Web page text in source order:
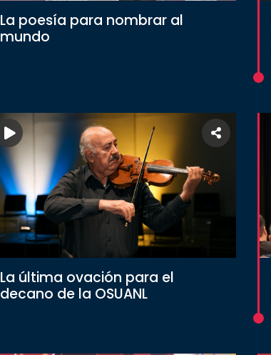
La poesía para nombrar al
mundo
La última ovación para el
decano de la OSUANL